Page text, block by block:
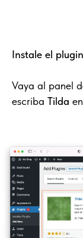
Instale el plugin
Vaya al panel
escriba Tilda